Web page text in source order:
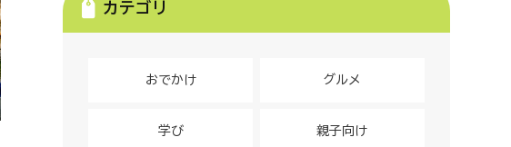
カテゴリ
おでかけ グルメ
学び 親子向け